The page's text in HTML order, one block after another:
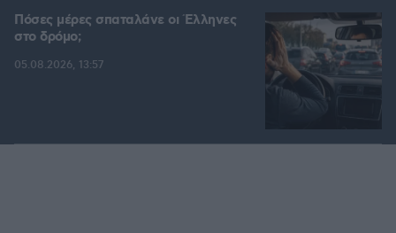
Πόσες μέρες σπαταλάνε οι Έλληνες
στο δρόμο;
05.08.2026, 13:57